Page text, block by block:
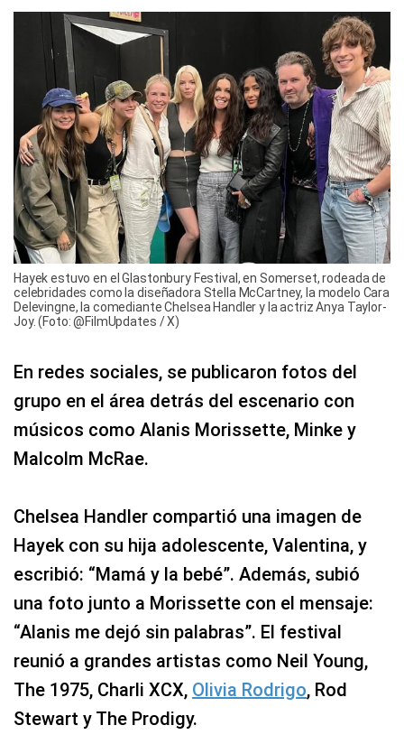
Hayek estuvo en el Glastonbury Festival, en Somerset, rodeada de
celebridades como la diseñadora Stella McCartney, la modelo Cara
Delevingne, la comediante Chelsea Handler y la actriz Anya Taylor-
Joy. (Foto: @FilmUpdates / X)
En redes sociales, se publicaron fotos del
grupo en el área detrás del escenario con
músicos como Alanis Morissette, Minke y
Malcolm McRae.
Chelsea Handler compartió una imagen de
Hayek con su hija adolescente, Valentina, y
escribió: “Mamá y la bebé”. Además, subió
una foto junto a Morissette con el mensaje:
“Alanis me dejó sin palabras”. El festival
reunió a grandes artistas como Neil Young,
The 1975, Charli XCX, Olivia Rodrigo, Rod
Stewart y The Prodigy.